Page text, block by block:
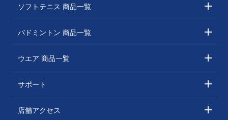
ソフトテニス 商品一覧
バドミントン 商品一覧
ウエア 商品一覧
サポート
店舗アクセス